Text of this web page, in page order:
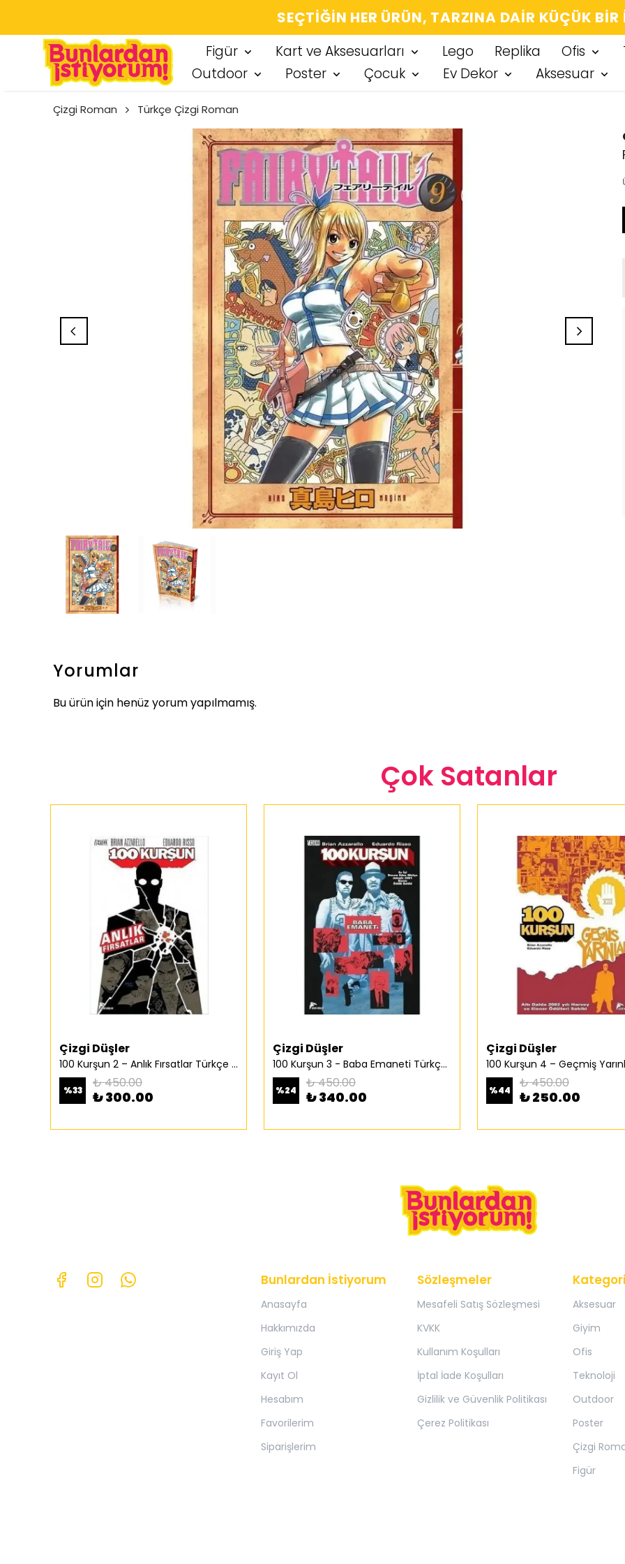
SEÇTIĞIN HER ÜRÜN, TARZINA DAIR KÜÇÜK
Figür Kart ve Aksesuarları Lego Replika Ofis
Outdoor
Poster Çocuk Ev Dekor Aksesuar
Çizgi Roman Türkçe Çizgi Roman
Yorumlar
Bu ürün için henüz yorum yapılmamış.
Çok Satanlar
Çizgi Düşler
100 Kurşun 2 – Anlık Fırsatlar Türkçe Çizgi Roman
%33 ₺ 450.00
₺ 300.00
Çizgi Düşler
100 Kurşun 3 - Baba Emaneti Türkçe Çizgi Roman
%24 ₺ 450.00
₺ 340.00
Çizgi Düşler
%44 ₺ 450.00
₺ 250.00
Bunlardan İstiyorum
Anasayfa
Hakkımızda
Giriş Yap
Kayıt Ol
Hesabım
Favorilerim
Siparişlerim
Sözleşmeler
Mesafeli Satış Sözleşmesi
KVKK
Kullanım Koşulları
İptal İade Koşulları
Gizlilik ve Güvenlik Politikası
Çerez Politikası
Aksesuar
Giyim
Ofis
Teknoloji
Outdoor
Poster
Çizgi
Figür